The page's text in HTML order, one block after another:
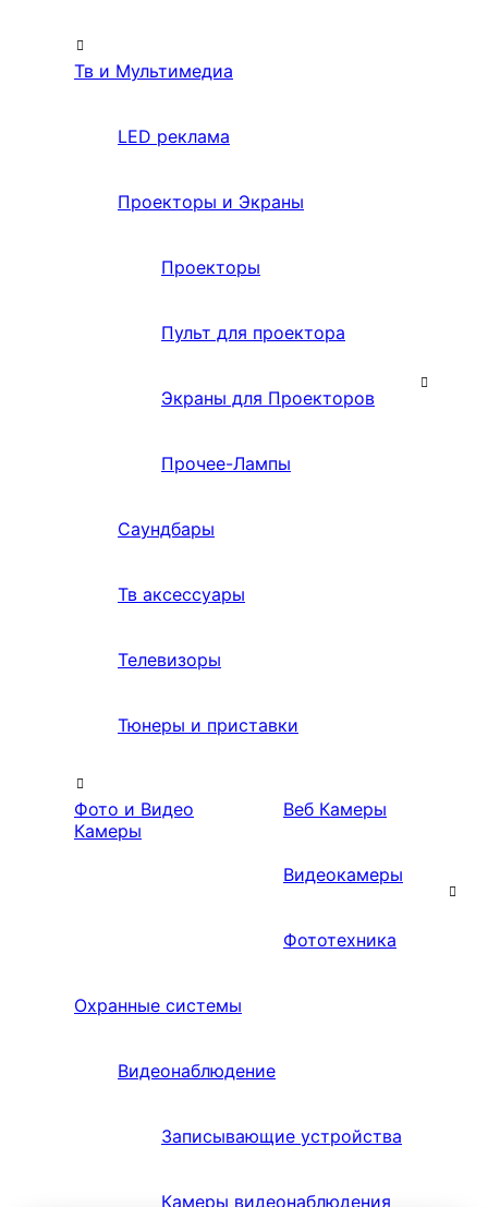
Тв и Мультимедиа
LED реклама
Проекторы и Экраны
Проекторы
Пульт для проектора
Экраны для Проекторов
Прочее-Лампы
Саундбары
Тв аксессуары
Телевизоры
Тюнеры и приставки
Фото и Видео
Камеры
Веб Камеры
Видеокамеры
Фототехника
Охранные системы
Видеонаблюдение
Записывающие устройства
Камеры видеонаблюдения